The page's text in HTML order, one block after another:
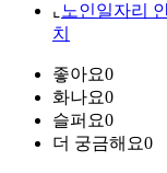
⌞ 노인일자리
치
좋아요0
화나요0
슬퍼요0
더 궁금해요0